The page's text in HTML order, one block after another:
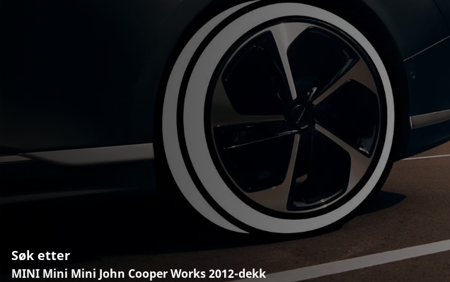
Søk etter
MINI Mini Mini John Cooper Works 2012-dekk